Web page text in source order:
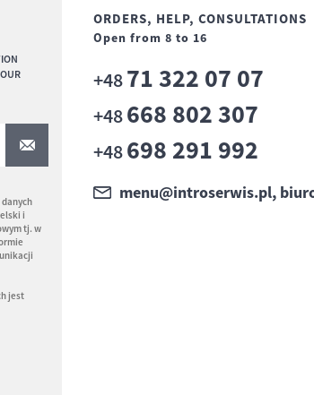
i
tj. w
jest
ORDERS, HELP, CONSULTATIONS
Openfrom 8 to 16
+4871 322 07 07
+48668 802 307
+48698 291 992
menu@introserwis.pl,